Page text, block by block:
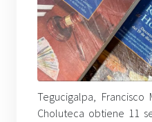
Tegucigalpa, Francisco
Choluteca obtiene 11